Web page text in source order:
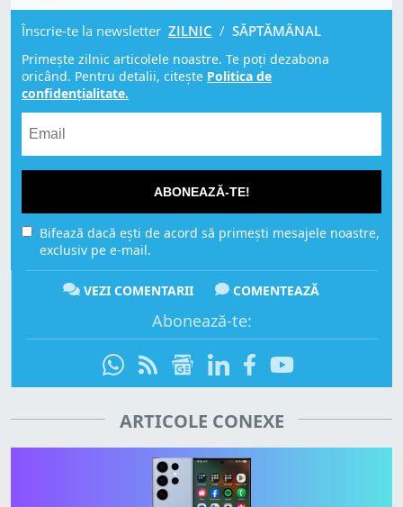
Înscrie-te la newsletter ZILNIC / SĂPTĂMÂNAL
Primește zilnic articolele noastre. Te poți dezabona
oricând. Pentru detalii, citește Politica de
confidențialitate.
ABONEAZĂ-TE!
Bifează dacă ești de acord să primești mesajele noastre,
exclusiv pe e-mail.
VEZI COMENTARII COMENTEAZĂ
Abonează-te:
ARTICOLE CONEXE